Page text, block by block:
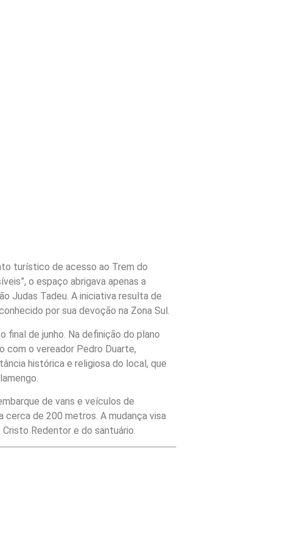
turístico de acesso ao Trem do
o espaço abrigava apenas a
Judas Tadeu. A iniciativa resulta de
por sua devoção na Zona Sul.
de junho. Na definição do plano
com o vereador Pedro Duarte,
histórica e religiosa do local, que
de vans e veículos de
cerca de 200 metros. A mudança visa
Redentor e do santuário.